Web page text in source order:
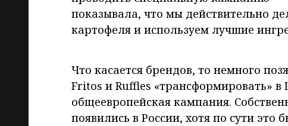
показывала, что мы действительно
картофеля и используем лучшие
Что касается брендов, то немного
Fritos и Ruffles «трансформировать» в
общеевропейская кампания.
появились в России, хотя по сути